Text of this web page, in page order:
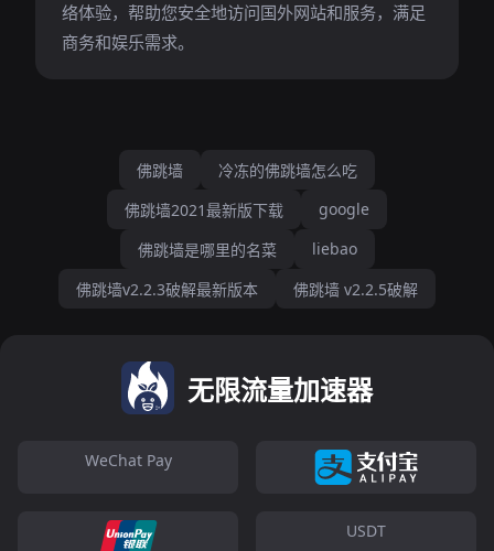
络体验，帮助您安全地访问国外网站和服务，满足
商务和娱乐需求。
佛跳墙
冷冻的佛跳墙怎么吃
佛跳墙2021最新版下载
google
佛跳墙是哪里的名菜
liebao
佛跳墙v2.2.3破解最新版本
佛跳墙 v2.2.5破解
无限流量加速器
WeChat Pay
USDT